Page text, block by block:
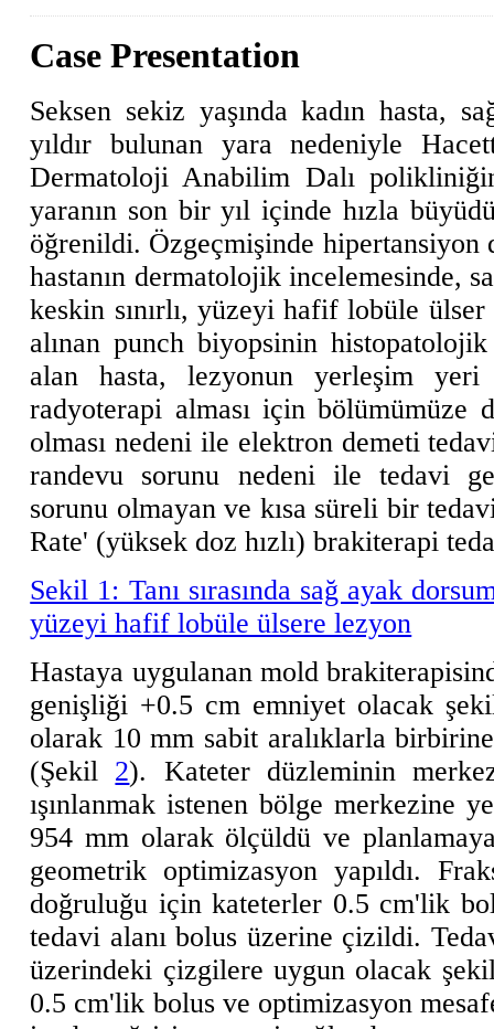
Case Presentation
Seksen sekiz yaşında kadın hasta,
yıldır bulunan yara nedeniyle
Dermatoloji Anabilim Dalı
yaranın son bir yıl içinde hızla
öğrenildi. Özgeçmişinde hipertansiyon
hastanın dermatolojik incelemesinde,
keskin sınırlı, yüzeyi hafif lobüle
alınan punch biyopsinin
alan hasta, lezyonun yerleşim yeri
radyoterapi alması için bölümümüze
olması nedeni ile elektron demeti
randevu sorunu nedeni ile tedavi
sorunu olmayan ve kısa süreli bir
Rate' (yüksek doz hızlı) brakiterapi
Sekil 1: Tanı sırasında sağ ayak
yüzeyi hafif lobüle ülsere lezyon
Hastaya uygulanan mold
genişliği +0.5 cm emniyet olacak
olarak 10 mm sabit aralıklarla
(Şekil 2). Kateter düzleminin
ışınlanmak istenen bölge merkezine
954 mm olarak ölçüldü ve
geometrik optimizasyon yapıldı.
doğruluğu için kateterler 0.5 cm'lik
tedavi alanı bolus üzerine çizildi.
üzerindeki çizgilere uygun olacak
0.5 cm'lik bolus ve optimizasyon